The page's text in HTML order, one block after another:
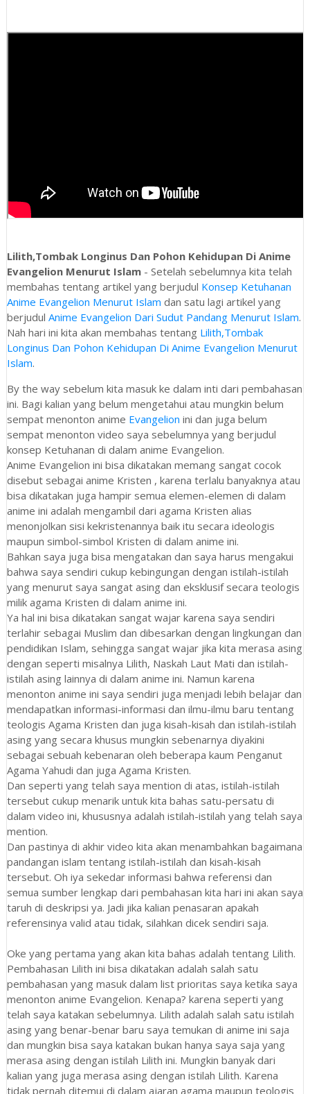
Lilith,Tombak Longinus Dan Pohon Kehidupan Di Anime
Evangelion Menurut Islam - Setelah sebelumnya kita telah
membahas tentang artikel yang berjudul Konsep Ketuhanan
Anime Evangelion Menurut Islam dan satu lagi artikel yang
berjudul Anime Evangelion Dari Sudut Pandang Menurut Islam.
Nah hari ini kita akan membahas tentang Lilith,Tombak
Longinus Dan Pohon Kehidupan Di Anime Evangelion Menurut
Islam.
By the way sebelum kita masuk ke dalam inti dari pembahasan
ini. Bagi kalian yang belum mengetahui atau mungkin belum
sempat menonton anime Evangelion ini dan juga belum
sempat menonton video saya sebelumnya yang berjudul
konsep Ketuhanan di dalam anime Evangelion.
Anime Evangelion ini bisa dikatakan memang sangat cocok
disebut sebagai anime Kristen , karena terlalu banyaknya atau
bisa dikatakan juga hampir semua elemen-elemen di dalam
anime ini adalah mengambil dari agama Kristen alias
menonjolkan sisi kekristenannya baik itu secara ideologis
maupun simbol-simbol Kristen di dalam anime ini.
Bahkan saya juga bisa mengatakan dan saya harus mengakui
bahwa saya sendiri cukup kebingungan dengan istilah-istilah
yang menurut saya sangat asing dan eksklusif secara teologis
milik agama Kristen di dalam anime ini.
Ya hal ini bisa dikatakan sangat wajar karena saya sendiri
terlahir sebagai Muslim dan dibesarkan dengan lingkungan dan
pendidikan Islam, sehingga sangat wajar jika kita merasa asing
dengan seperti misalnya Lilith, Naskah Laut Mati dan istilah-
istilah asing lainnya di dalam anime ini. Namun karena
menonton anime ini saya sendiri juga menjadi lebih belajar dan
mendapatkan informasi-informasi dan ilmu-ilmu baru tentang
teologis Agama Kristen dan juga kisah-kisah dan istilah-istilah
asing yang secara khusus mungkin sebenarnya diyakini
sebagai sebuah kebenaran oleh beberapa kaum Penganut
Agama Yahudi dan juga Agama Kristen.
Dan seperti yang telah saya mention di atas, istilah-istilah
tersebut cukup menarik untuk kita bahas satu-persatu di
dalam video ini, khususnya adalah istilah-istilah yang telah saya
mention.
Dan pastinya di akhir video kita akan menambahkan bagaimana
pandangan islam tentang istilah-istilah dan kisah-kisah
tersebut. Oh iya sekedar informasi bahwa referensi dan
semua sumber lengkap dari pembahasan kita hari ini akan saya
taruh di deskripsi ya. Jadi jika kalian penasaran apakah
referensinya valid atau tidak, silahkan dicek sendiri saja.
Oke yang pertama yang akan kita bahas adalah tentang Lilith.
Pembahasan Lilith ini bisa dikatakan adalah salah satu
pembahasan yang masuk dalam list prioritas saya ketika saya
menonton anime Evangelion. Kenapa? karena seperti yang
telah saya katakan sebelumnya. Lilith adalah salah satu istilah
asing yang benar-benar baru saya temukan di anime ini saja
dan mungkin bisa saya katakan bukan hanya saya saja yang
merasa asing dengan istilah Lilith ini. Mungkin banyak dari
kalian yang juga merasa asing dengan istilah Lilith. Karena
tidak pernah ditemui di dalam ajaran agama maupun teologis